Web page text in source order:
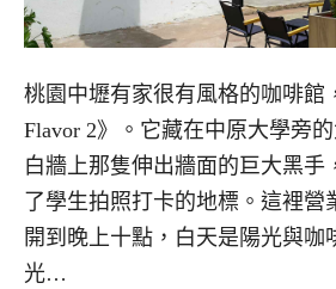
桃園中壢有家很有風格的咖啡館
Flavor 2》。它藏在中原大學旁
白牆上那隻伸出牆面的巨大黑手
了學生拍照打卡的地標。這裡營
開到晚上十點，白天是陽光與咖
光…